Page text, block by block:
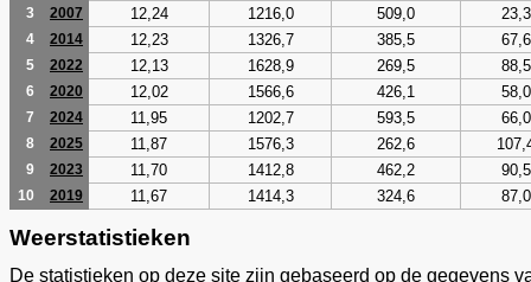
3 2007 12,24 1216,0 509,0 23,3
4 2014 12,23 1326,7 385,5 67,6
5 2022 12,13 1628,9 269,5 88,5
6 2020 12,02 1566,6 426,1 58,0
7 2024 11,95 1202,7 593,5 66,0
8 2025 11,87 1576,3 262,6
9 2023 11,70 1412,8 462,2 90,5
10 2019 11,67 1414,3 324,6 87,0
Weerstatistieken
De statistieken op deze site zijn gebaseerd op de gegevens